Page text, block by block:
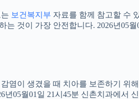
보건복지부 자료를 함께 참고할 수
것이 가장 안전합니다. 2026년05월
염이 생겼을 때 치아를 보존하기
05월01일 21시45분 신촌치과에서